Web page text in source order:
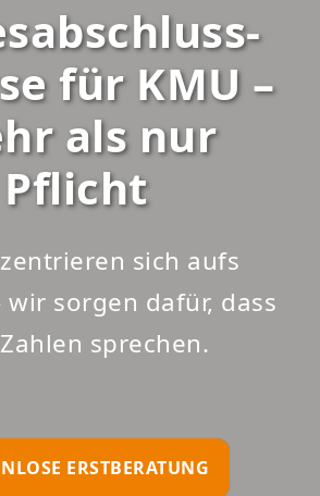
für KMU –
als nur
Pflicht
sich aufs
wir sorgen dafür, dass
sprechen.
ERSTBERATUNG